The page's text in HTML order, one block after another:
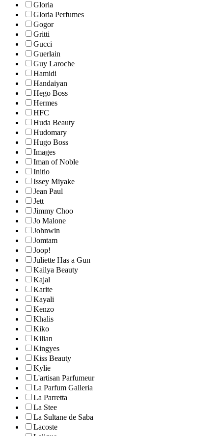
Gloria
Gloria Perfumes
Gogor
Gritti
Gucci
Guerlain
Guy Laroche
Hamidi
Handaiyan
Hego Boss
Hermes
HFC
Huda Beauty
Hudomary
Hugo Boss
Images
Iman of Noble
Initio
Issey Miyake
Jean Paul
Jett
Jimmy Choo
Jo Malone
Johnwin
Jomtam
Joop!
Juliette Has a Gun
Kailya Beauty
Kajal
Karite
Kayali
Kenzo
Khalis
Kiko
Kilian
Kingyes
Kiss Beauty
Kylie
L'artisan Parfumeur
La Parfum Galleria
La Parretta
La Stee
La Sultane de Saba
Lacoste